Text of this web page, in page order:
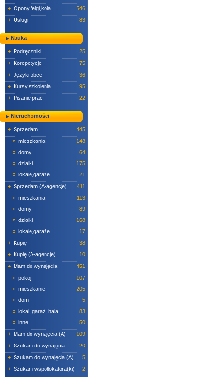
+ Opony,felgi,koła
546
+ Usługi 83
Nauka
+ Podręczniki
25
+ Korepetycje
75
+ Języki obce
36
+ Kursy,szkolenia
95
+ Pisanie prac 22
Nieruchomości
+ Sprzedam
445
» mieszkania
148
» domy
64
» dzialki
175
» lokale,garaże
21
+ Sprzedam (A-agencje)
411
» mieszkania
113
» domy
89
» dzialki
168
» lokale,garaże
17
+ Kupię
38
+ Kupię (A-agencje)
10
+ Mam do wynajęcia
451
» pokoj
107
» mieszkanie
205
» dom
5
» lokal, garaż, hala
83
» inne
50
+ Mam do wynajęcia (A)
109
+ Szukam do wynajęcia
20
+ Szukam do wynajęcia (A)
5
+ Szukam współlokatora(ki)
2